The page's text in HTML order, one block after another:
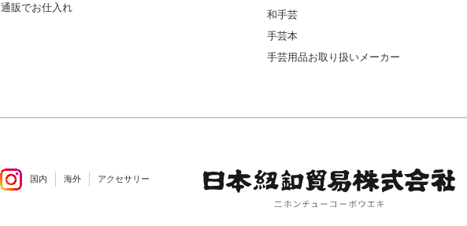
通販でお仕入れ
和手芸
手芸本
手芸用品お取り扱いメーカー
国内 海外 アクセサリー